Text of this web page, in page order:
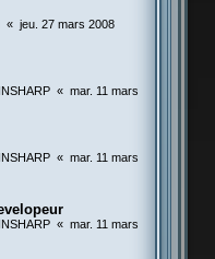
« jeu. 27 mars 2008
« mar. 11 mars
« mar. 11 mars
« mar. 11 mars